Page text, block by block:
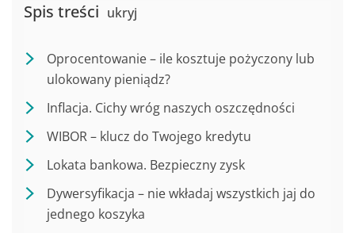
Spis treści ukryj
Oprocentowanie – ile kosztuje pożyczony lub
ulokowany pieniądz?
Inflacja. Cichy wróg naszych oszczędności
WIBOR – klucz do Twojego kredytu
Lokata bankowa. Bezpieczny zysk
Dywersyfikacja – nie wkładaj wszystkich jaj do
jednego koszyka